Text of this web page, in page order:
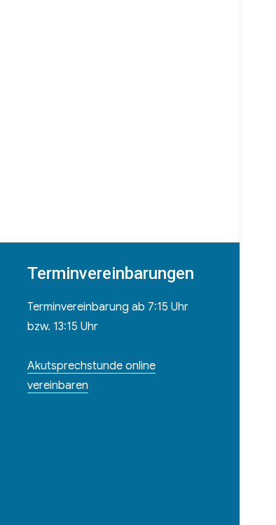
Terminvereinbarungen
Terminvereinbarung ab 7:15 Uhr
bzw. 13:15 Uhr
Akutsprechstunde online
vereinbaren